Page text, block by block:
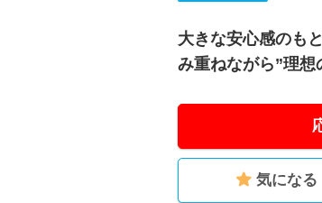
大きな安心感のも
み重ねながら”理想
気になる